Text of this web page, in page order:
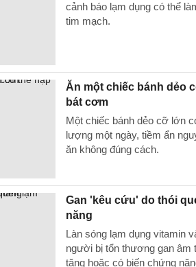
cảnh báo lạm dụng có thể
tim mạch.
Ăn một chiếc bánh dẻo
bát cơm
Một chiếc bánh dẻo cỡ lớn
lượng một ngày, tiềm ẩn
ăn không đúng cách.
Gan 'kêu cứu' do thói
năng
Làn sóng lạm dụng vitamin
người bị tổn thương gan âm
tăng hoặc có biến chứng